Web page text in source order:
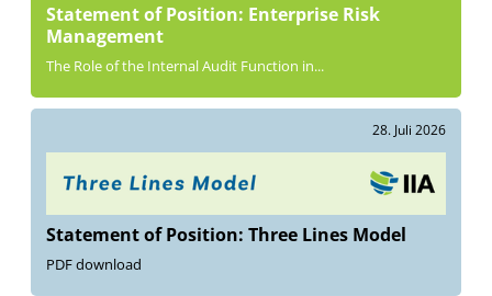
Statement of Position: Enterprise Risk
Management
The Role of the Internal Audit Function in...
28. Juli 2026
Statement of Position: Three Lines Model
PDF download